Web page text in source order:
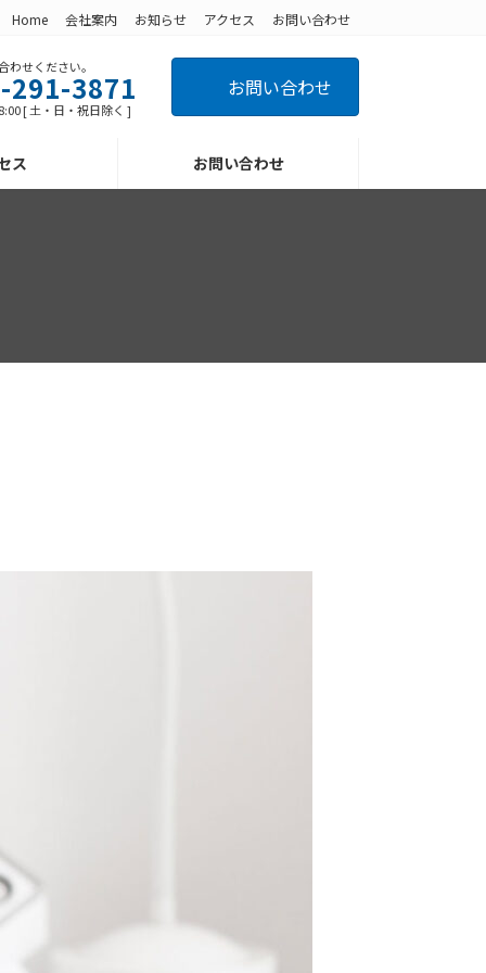
Home 会社案内 お知らせ アクセス お問い合わせ
わせください。
291-3871
[ 土・日・祝日除く ]
お問い合わせ
ス お問い合わせ